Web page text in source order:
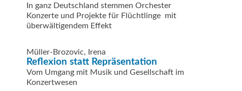
In ganz Deutschland stemmen Orchester
Konzerte und Projekte für Flüchtlinge  mit
überwältigendem Effekt
Müller-Brozovic, Irena
Reflexion statt Repräsentation
Vom Umgang mit Musik und Gesellschaft im
Konzertwesen